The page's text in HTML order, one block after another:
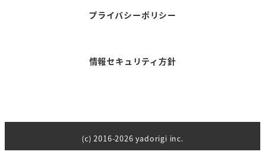
プライバシーポリシー
情報セキュリティ方針
(c) 2016-2026 yadorigi inc.